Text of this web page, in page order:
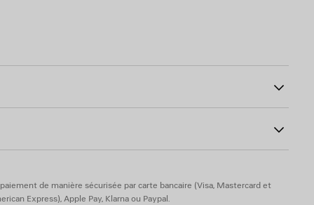
de manière sécurisée par carte bancaire (Visa, Mastercard et
Express), Apple Pay, Klarna ou Paypal.